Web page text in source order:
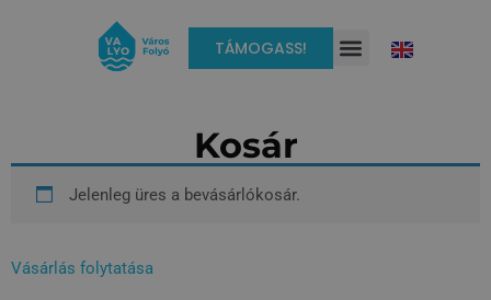
TÁMOGASS!
Kosár
Jelenleg üres a bevásárlókosár.
Vásárlás folytatása